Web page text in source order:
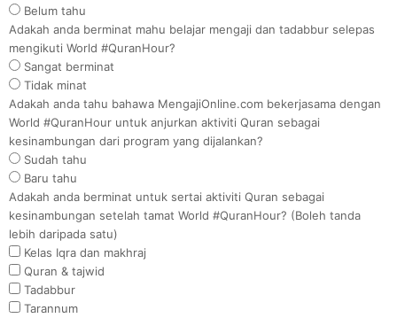
Belum tahu
Adakah anda berminat mahu belajar mengaji dan tadabbur selepas
mengikuti World #QuranHour?
Sangat berminat
Tidak minat
Adakah anda tahu bahawa MengajiOnline.com bekerjasama dengan
World #QuranHour untuk anjurkan aktiviti Quran sebagai
kesinambungan dari program yang dijalankan?
Sudah tahu
Baru tahu
Adakah anda berminat untuk sertai aktiviti Quran sebagai
kesinambungan setelah tamat World #QuranHour? (Boleh tanda
lebih daripada satu)
Kelas Iqra dan makhraj
Quran & tajwid
Tadabbur
Tarannum